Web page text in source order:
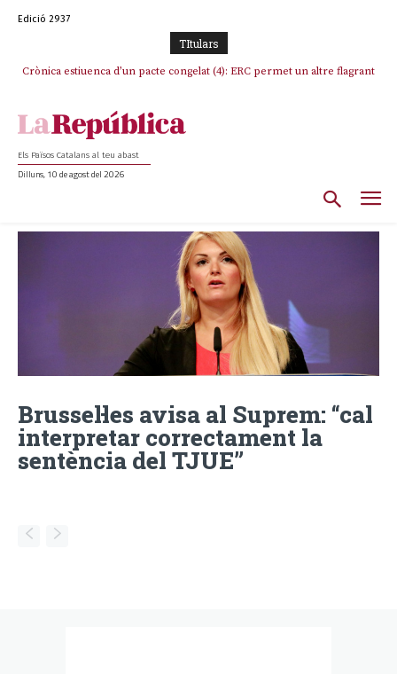
Edició 2937
TItulars
Crònica estiuenca d’un pacte congelat (4): ERC permet un altre flagrant
Els Països Catalans al teu abast
Dilluns, 10 de agost del 2026
Brussel·les avisa al Suprem: “cal
interpretar correctament la
sentència del TJUE”